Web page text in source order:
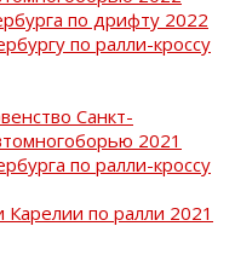
по дрифту 2022
по ралли-кроссу
Санкт-
2021
по ралли-кроссу
Карелии по ралли 2021